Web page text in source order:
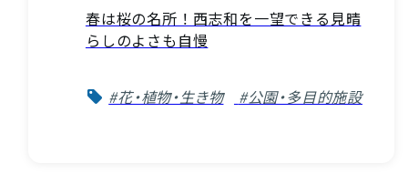
春は桜の名所！西志和を一望できる見晴
らしのよさも自慢
#花・植物・生き物 #公園・多目的施設